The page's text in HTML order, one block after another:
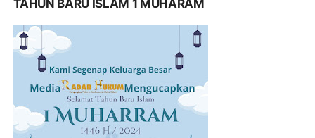
TAHUN BARU ISLAM 1 MUHARAM